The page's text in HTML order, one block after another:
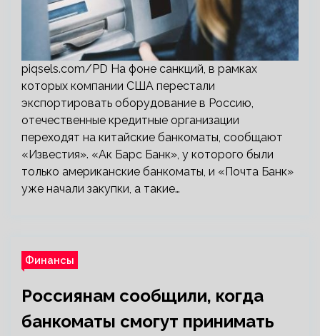
piqsels.com/PD На фоне санкций, в рамках
которых компании США перестали
экспортировать оборудование в Россию,
отечественные кредитные организации
переходят на китайские банкоматы, сообщают
«Известия». «Ак Барс Банк», у которого были
только американские банкоматы, и «Почта Банк»
уже начали закупки, а такие…
Финансы
Россиянам сообщили, когда
банкоматы смогут принимать